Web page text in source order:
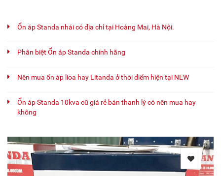
Ổn áp Standa nhái có địa chỉ tại Hoàng Mai, Hà Nội.
Phân biệt Ổn áp Standa chính hãng
Nên mua ổn áp lioa hay Litanda ở thời điểm hiện tại NEW
Ổn áp Standa 10kva cũ giá rẻ bán thanh lý có nên mua hay
không